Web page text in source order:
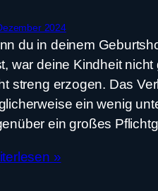
2024
du in deinem
war deine Kindheit
streng erzogen. Das
ein wenig
ein großes
»